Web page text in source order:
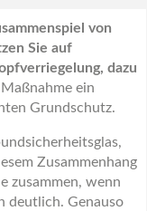
von
Sie auf
dazu
ein
Grundschutz.
Zusammenhang
zusammen, wenn
deutlich. Genauso